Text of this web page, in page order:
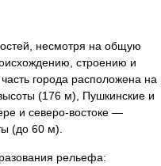
несмотря на общую
строению и
города расположена на
(176 м), Пушкинские и
и северо-востоке —
(до 60 м).
рельефа: